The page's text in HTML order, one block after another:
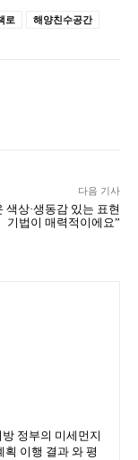
로 해양친수공간
다음 기사
색상·생동감 있는 표현
기법이 매력적이에요”
정부의 미세먼지
이행 결과 와 평